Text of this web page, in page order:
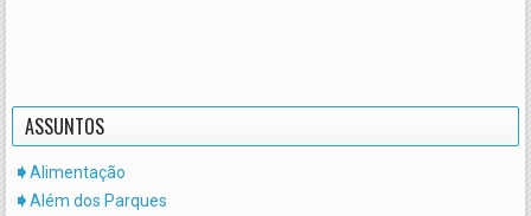
ASSUNTOS
Alimentação
Além dos Parques